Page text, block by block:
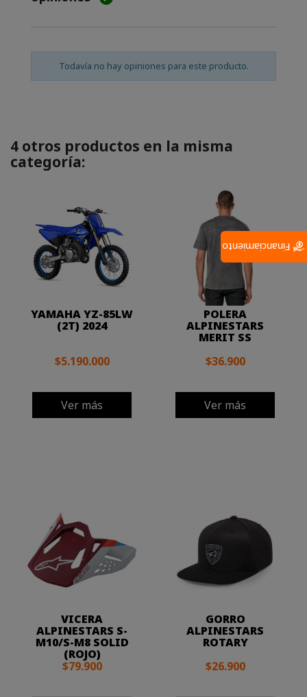
Todavía no hay opiniones para este producto.
4 otros productos en la misma
categoría:
YAMAHA YZ-85LW
(2T) 2024
$5.190.000
Ver más
POLERA
ALPINESTARS
MERIT SS
$36.900
Ver más
VICERA
ALPINESTARS S-
M10/S-M8 SOLID
(ROJO)
$79.900
GORRO
ALPINESTARS
ROTARY
$26.900
Financiamiento